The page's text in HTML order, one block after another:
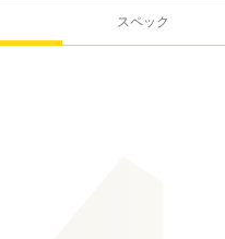
スペック